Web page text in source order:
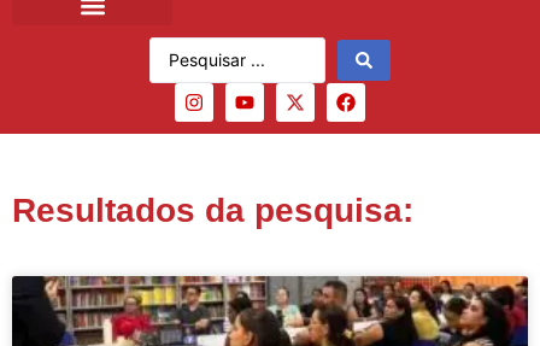
Resultados da pesquisa: